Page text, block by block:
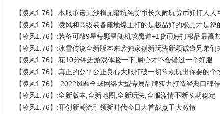
【凌风1.76】:本服承诺无沙捐无暗坑纯货币长久耐玩货币好打人人
【凌风1.76】:凌风和高级装备随地爆主打的是极品好的极品才是您
【凌风1.76】:装备可敲9星每颗星随机攻魔道+1货币好打极品最高
【凌风1.76】:冰雪传说全新版本来袭独家创新玩法新颖诚邀兄弟们
【凌风1.76】:花10分钟进游戏体验一下,耐心才不会错过一个好服
【凌风1.76】:真正的公平公正良心大服打破一切常规玩出你要的个
【凌风1.76】 :2022风靡全球网络大型专属品牌实力打造经典口碑
【凌风1.76】:全新版本,全新地图,全新玩法,全服激情不断长期稳定
【凌风1.76】:开创新潮流引领新时代今日大首战点干大激情